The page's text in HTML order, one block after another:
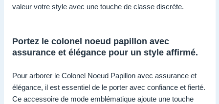
valeur votre style avec une touche de classe discrète.
Portez le colonel noeud papillon avec
assurance et élégance pour un style affirmé.
Pour arborer le Colonel Noeud Papillon avec assurance et
élégance, il est essentiel de le porter avec confiance et fierté.
Ce accessoire de mode emblématique ajoute une touche